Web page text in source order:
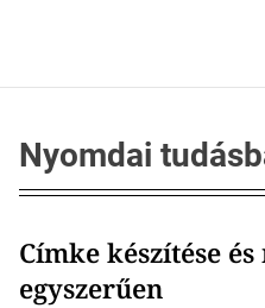
Nyomdai
Címke készítése
egyszerűen